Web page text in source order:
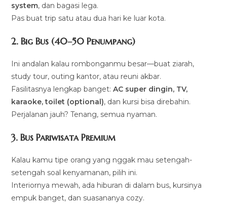
system, dan bagasi lega.
Pas buat trip satu atau dua hari ke luar kota.
2. Big Bus (40–50 Penumpang)
Ini andalan kalau rombonganmu besar—buat ziarah,
study tour, outing kantor, atau reuni akbar.
Fasilitasnya lengkap banget:AC super dingin, TV,
karaoke, toilet (optional), dan kursi bisa direbahin.
Perjalanan jauh? Tenang, semua nyaman.
3. Bus Pariwisata Premium
Kalau kamu tipe orang yang nggak mau setengah-
setengah soal kenyamanan, pilih ini.
Interiornya mewah, ada hiburan di dalam bus, kursinya
empuk banget, dan suasananya cozy.